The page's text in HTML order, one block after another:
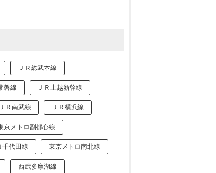
ＪＲ総武本線
磐線 ＪＲ上越新幹線
ＪＲ南武線 ＪＲ横浜線
京メトロ副都心線
千代田線 東京メトロ南北線
西武多摩湖線